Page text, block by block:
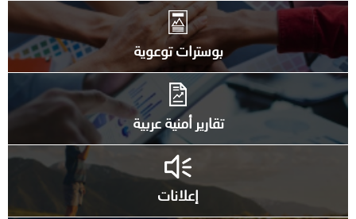
بوسترات توعوية
تقارير أمنية عربية
إعلانات